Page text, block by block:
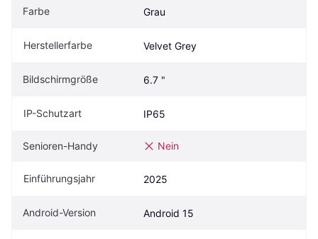
Farbe Grau
Herstellerfarbe Velvet Grey
Bildschirmgröße 6.7 "
IP-Schutzart IP65
Senioren-Handy Nein
Einführungsjahr 2025
Android-Version Android 15